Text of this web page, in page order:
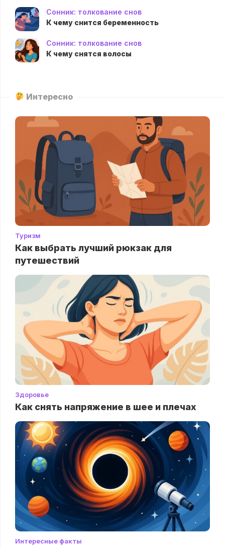
Сонник: толкование снов
К чему снится беременность
Сонник: толкование снов
К чему снятся волосы
Интересно
Туризм
Как выбрать лучший рюкзак для
путешествий
Здоровье
Как снять напряжение в шее и плечах
Интересные факты